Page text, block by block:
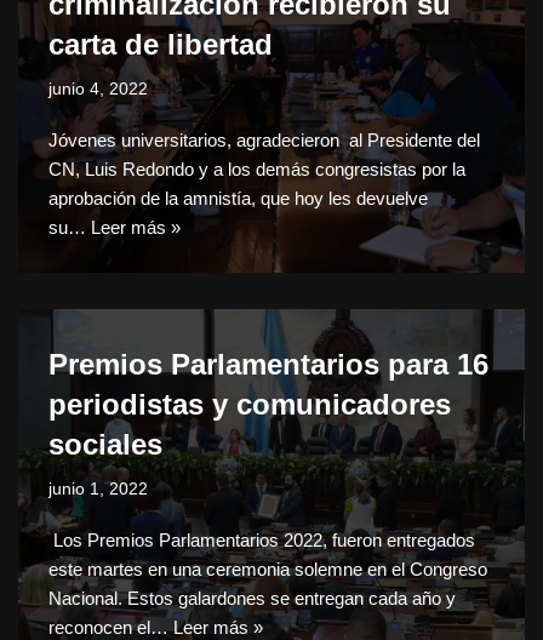
carta de libertad
junio 4, 2022
Jóvenes universitarios, agradecieron al Presidente del
CN, Luis Redondo y a los demás congresistas por la
aprobación de la amnistía, que hoy les devuelve
su… Leer más »
Premios Parlamentarios para 16
periodistas y comunicadores
sociales
junio 1, 2022
Los Premios Parlamentarios 2022, fueron entregados
este martes en una ceremonia solemne en el Congreso
Nacional. Estos galardones se entregan cada año y
reconocen el…Leer más »